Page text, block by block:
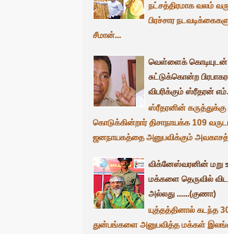
நட்சத்திரமாக வலம்
பிரச்சார
சீமான்...
வெள்ளைக்
சுட்டுக்கொன்ற
விபரிக்கும் ஸ்ரீதரன்
ஸ்ரீதரனின் கருத்துக்கு
கொடுக்கின்றார் திசாநாயக்க 109
ஜனநாயகத்தை அனுபவிக்கும்
விக்னேஸ்வரனின் மறு
மக்களை தெருவில்
அல்லது ......(குணா)
யுத்தத்தினால் கடந்த
துன்பங்களை அனுபவித்த மக்கள்